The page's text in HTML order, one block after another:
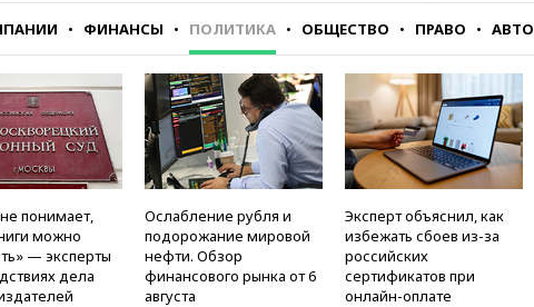
ФИНАНСЫ ПОЛИТИКА ОБЩЕСТВО ПРАВО АВТО
понимает,
можно
— эксперты
дела
Ослабление рубля и
подорожание мировой
нефти. Обзор
финансового рынка от 6
августа
Эксперт объяснил, как
избежать сбоев из-за
российских
сертификатов при
онлайн-оплате